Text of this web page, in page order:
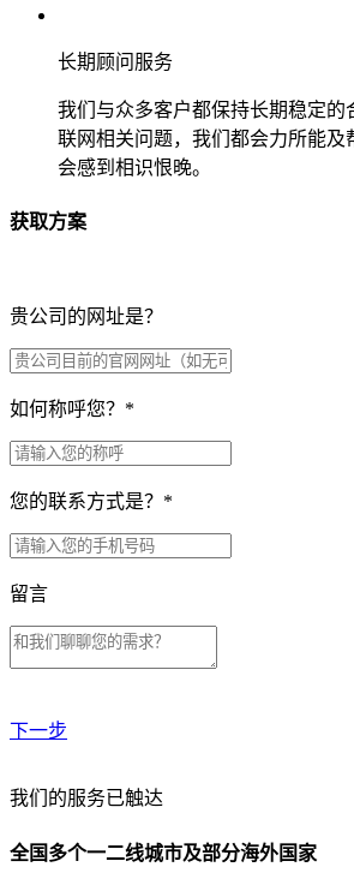
长期顾问服务
我们与众多客户都保持长期稳定的
联网相关问题，我们都会力所能及
会感到相识恨晚。
获取方案
贵公司的网址是？
如何称呼您？ *
您的联系方式是？ *
留言
下一步
贵公司预算范围是？
我们的服务已触达
全国多个一二线城市及部分海外国家